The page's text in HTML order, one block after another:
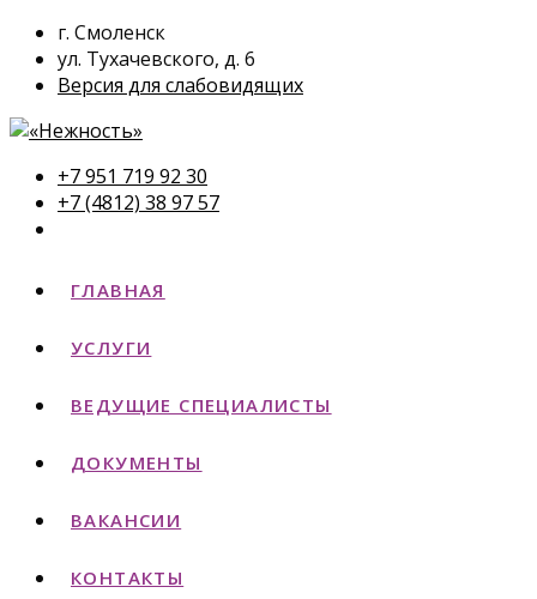
г. Смоленск
ул. Тухачевского, д. 6
Версия для слабовидящих
+7 951 719 92 30
+7 (4812) 38 97 57
ГЛАВНАЯ
УСЛУГИ
ВЕДУЩИЕ СПЕЦИАЛИСТЫ
ДОКУМЕНТЫ
ВАКАНСИИ
КОНТАКТЫ